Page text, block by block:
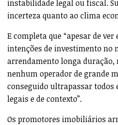
instabilidade legal ou fiscal.
incerteza quanto ao clima
E completa que “apesar de
intenções de investimento no
arrendamento longa duração,
nenhum operador de grande
conseguido ultrapassar todos
legais e de contexto”.
Os promotores imobiliários